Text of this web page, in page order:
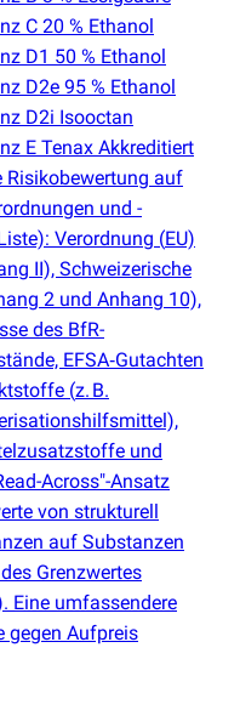
C 20 % Ethanol
D1 50 % Ethanol
D2e 95 % Ethanol
D2i Isooctan
E Tenax Akkreditiert
Risikobewertung auf
und -
Verordnung (EU)
II), Schweizerische
2 und Anhang 10),
des BfR-
EFSA‑Gutachten
(z. B.
und
Across"-Ansatz
von strukturell
auf Substanzen
Grenzwertes
Eine umfassendere
gegen Aufpreis